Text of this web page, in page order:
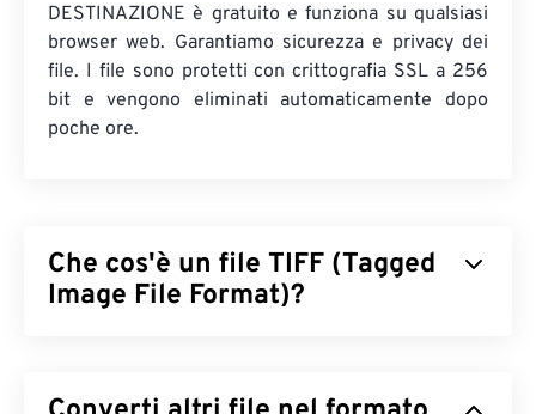
DESTINAZIONE è gratuito e funziona su qualsiasi
browser web. Garantiamo sicurezza e privacy dei
file. I file sono protetti con crittografia SSL a 256
bit e vengono eliminati automaticamente dopo
poche ore.
Che cos'è un file TIFF (Tagged
Image File Format)?
più comuni. L'uso più diffuso dei file TIFF è nella